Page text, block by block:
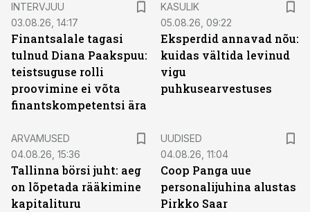
INTERVJUU
03.08.26, 14:17
Finantsalale tagasi
tulnud Diana Paakspuu:
teistsuguse rolli
proovimine ei võta
finantskompetentsi ära
KASULIK
05.08.26, 09:22
Eksperdid annavad nõu:
kuidas vältida levinud
vigu
puhkusearvestuses
ARVAMUSED
04.08.26, 15:36
Tallinna börsi juht: aeg
on lõpetada rääkimine
kapitalituru
UUDISED
04.08.26, 11:04
Coop Panga uue
personalijuhina alustas
Pirkko Saar